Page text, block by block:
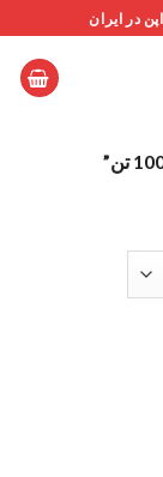
در ایران